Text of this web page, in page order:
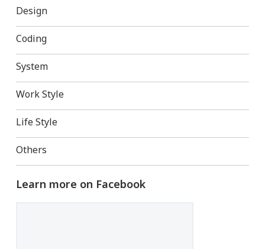
Design
Coding
System
Work Style
Life Style
Others
Learn more on Facebook